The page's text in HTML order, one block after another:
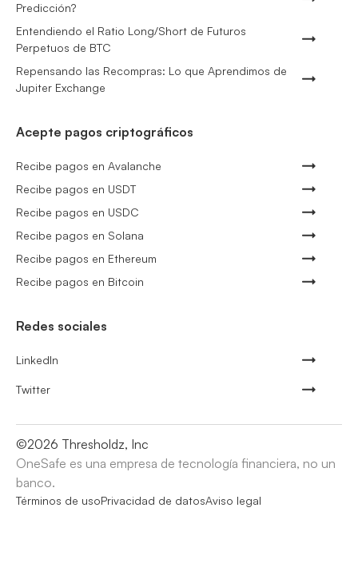
Predicción?
Entendiendo el Ratio Long/Short de Futuros
Perpetuos de BTC
Repensando las Recompras: Lo que Aprendimos de
Jupiter Exchange
Acepte pagos criptográficos
Recibe pagos en Avalanche
Recibe pagos en USDT
Recibe pagos en USDC
Recibe pagos en Solana
Recibe pagos en Ethereum
Recibe pagos en Bitcoin
Redes sociales
LinkedIn
Twitter
©2026 Thresholdz, Inc
OneSafe es una empresa de tecnología financiera, no un
banco.
Términos de usoPrivacidad de datosAviso legal